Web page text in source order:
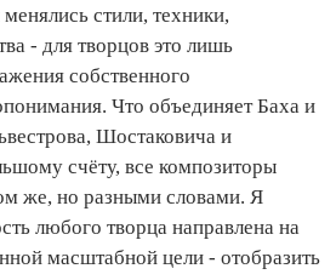
стили, техники,
- для творцов это лишь
собственного
Что объединяет Баха и
Шостаковича и
счёту, все композиторы
же, но разными словами. Я
любого творца направлена на
масштабной цели - отобразить